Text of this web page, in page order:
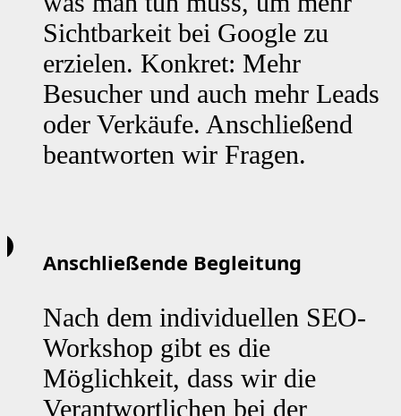
Sichtbarkeit bei Google zu
erzielen. Konkret: Mehr
Besucher und auch mehr Leads
oder Verkäufe. Anschließend
beantworten wir Fragen.
Anschließende Begleitung
Nach dem individuellen SEO-
Workshop gibt es die
Möglichkeit, dass wir die
Verantwortlichen bei der